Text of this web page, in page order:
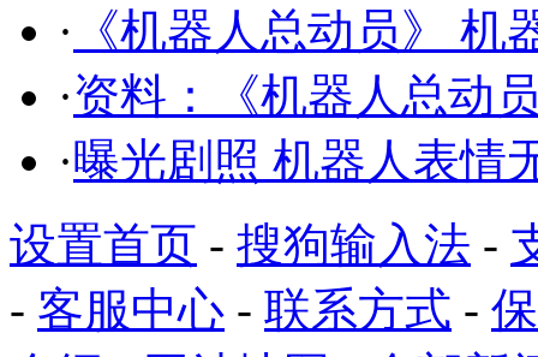
· 《机器人总动员》 机
·资料：《机器人总动
·曝光剧照 机器人表情
设置首页 - 搜狗输入法 -
- 客服中心 - 联系方式 -